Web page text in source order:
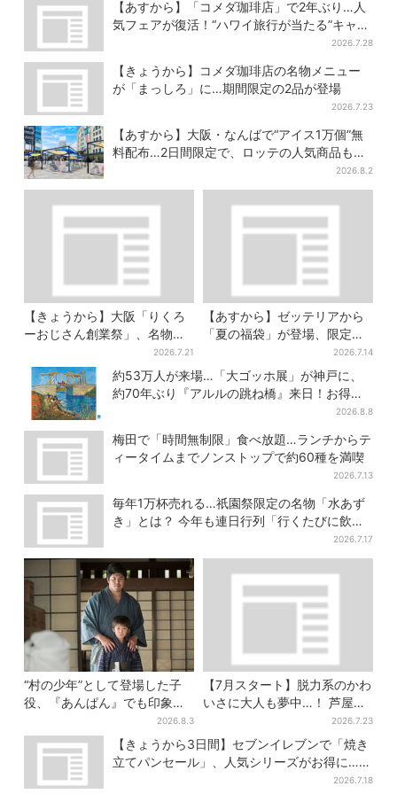
【あすから】「コメダ珈琲店」で2年ぶり…人
気フェアが復活！“ハワイ旅行が当たる”キャン
2026.7.28
【きょうから】コメダ珈琲店の名物メニュー
が「まっしろ」に…期間限定の2品が登場
2026.7.23
【あすから】大阪・なんばで“アイス1万個”無
料配布…2日間限定で、ロッテの人気商品もら
2026.8.2
【きょうから】大阪「りくろ
ーおじさん創業祭」、名物
の“和菓子”を梅田で販売 6日
間限定でお得に
2026.7.21
【あすから】ゼッテリアから
「夏の福袋」が登場、限定グ
ッズ＆お得な3500円クーポン
付き
2026.7.14
約53万人が来場…「大ゴッホ展」が神戸に、
約70年ぶり『アルルの跳ね橋』来日！お得な
2026.8.8
梅田で「時間無制限」食べ放題…ランチからテ
ィータイムまでノンストップで約60種を満喫
2026.7.13
毎年1万杯売れる…祇園祭限定の名物「水あず
き」とは？ 今年も連日行列「行くたびに飲ん
2026.7.17
“村の少年”として登場した子
役、『あんぱん』でも印象的
だった…視聴者驚き「どうり
で演技上手だと」
2026.8.3
【7月スタート】脱力系のかわ
いさに大人も夢中…！ 芦屋の
美術館で「チェコ絵本」展、
老舗文具メーカーのグッズに
も注目
2026.7.23
【きょうから3日間】セブンイレブンで「焼き
立てパンセール」、人気シリーズがお得に…チ
2026.7.18